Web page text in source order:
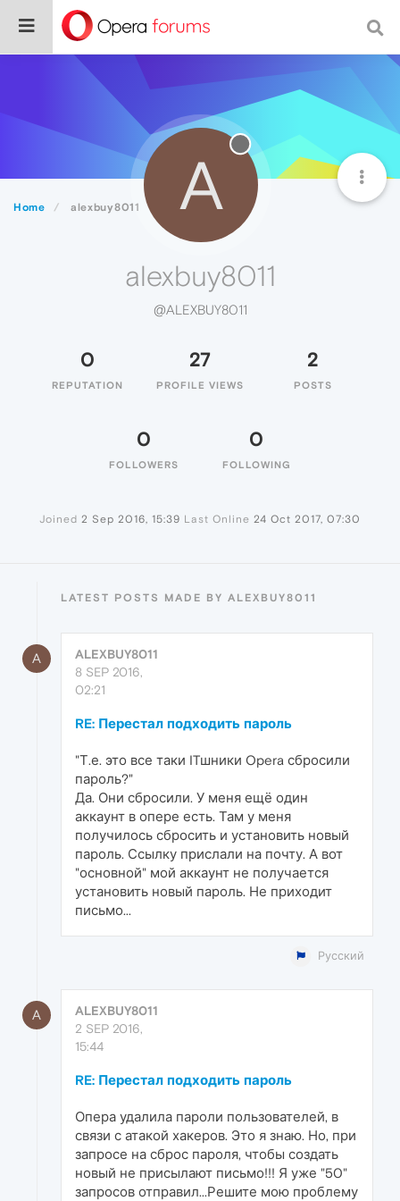
Home alexbuy8011 A
alexbuy8011
@ALEXBUY8011
0
REPUTATION
27
PROFILE VIEWS
2
POSTS
0
FOLLOWERS
0
FOLLOWING
Joined 2 Sep 2016, 15:39 Last Online 24 Oct 2017, 07:30
LATEST POSTS MADE BY ALEXBUY8011
A
ALEXBUY8011
8 SEP 2016,
02:21
RE: Перестал подходить пароль
"Т.е. это все таки ITшники Opera сбросили
пароль?"
Да. Они сбросили. У меня ещё один
аккаунт в опере есть. Там у меня
получилось сбросить и установить новый
пароль. Ссылку прислали на почту. А вот
"основной" мой аккаунт не получается
установить новый пароль. Не приходит
письмо...
Русский
A
ALEXBUY8011
2 SEP 2016,
15:44
RE: Перестал подходить пароль
Опера удалила пароли пользователей, в
связи с атакой хакеров. Это я знаю. Но, при
запросе на сброс пароля, чтобы создать
новый не присылают письмо!!! Я уже "50"
запросов отправил...Решите мою проблему